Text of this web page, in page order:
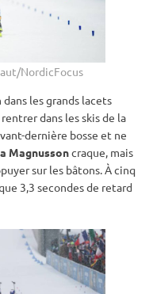
NordicFocus
les grands lacets
dans les skis de la
dernière bosse et ne
Magnussoncraque, mais
sur les bâtons. À cinq
3,3 secondes de retard